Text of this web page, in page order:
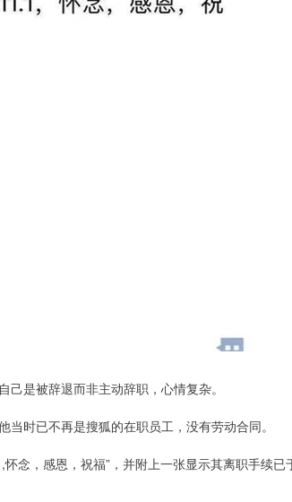
是被辞退而非主动辞职，心情复杂。
时已不再是搜狐的在职员工，没有劳动合同。
念，感恩，祝福”，并附上一张显示其离职手续已